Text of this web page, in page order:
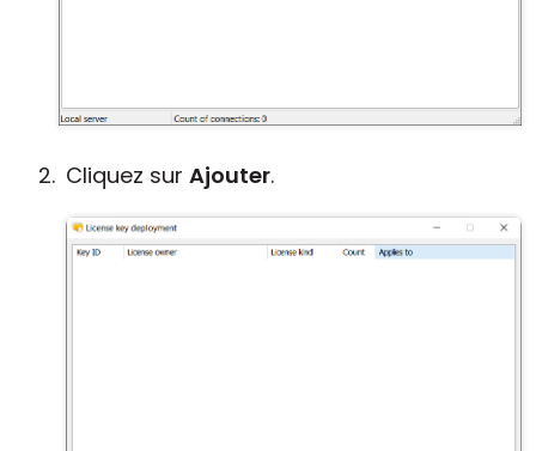
Cliquez sur Ajouter.